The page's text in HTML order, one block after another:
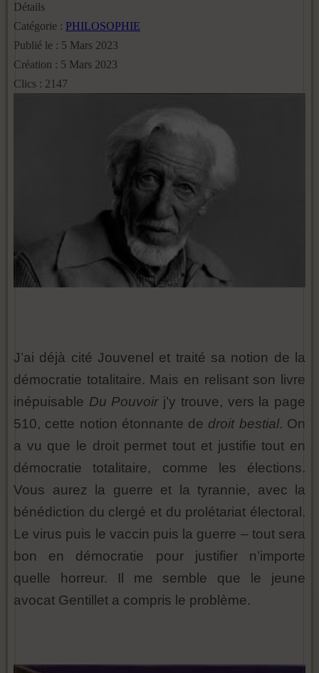
Détails
Catégorie : PHILOSOPHIE
Publié le : 5 Mars 2023
Création : 5 Mars 2023
Clics : 2147
J’ai déjà cité Jouvenel et traité sa notion de la
démocratie totalitaire. Mais en relisant son livre
inépuisable Du Pouvoir j’y trouve, vers la page
510, cette notion étonnante de droit bestial. On
a vu que le droit permet tout et justifie tout en
démocratie totalitaire, comme les élections.
Vous aurez la guerre et la tyrannie, avec la
bénédiction du clergé et du prolétariat électoral.
Le virus puis le vaccin puis la guerre – tout sera
bon en démocratie pour justifier n’importe
quelle horreur. Il me semble que le jeune
avocat Gentillet a compris le problème.